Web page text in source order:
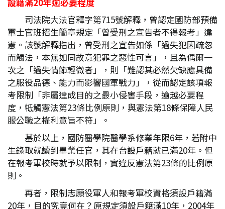
司法院大法官釋字第715號解釋，曾認定國防部預備
軍士官班招生簡章規定「曾受刑之宣告者不得報考」違
憲。該號解釋指出，曾受刑之宣告如係「過失犯因疏忽
而觸法，本無如同故意犯罪之惡性可言」，且為偶爾一
次之「過失情節輕微者」，則「難認其必然欠缺應具備
之服役品德、能力而影響國軍戰力」，從而認定該項報
考限制「非屬達成目的之最小侵害手段，逾越必要程
度，牴觸憲法第23條比例原則，與憲法第18條保障人民
服公職之權利意旨不符」。
基於以上，國防醫學院醫學系修業年限6年，若附中
生錄取就讀到畢業任官，其在台設戶籍就已滿20年。但
在報考軍校時就予以限制，實違反憲法第23條的比例原
則。
再者，限制志願役軍人和報考軍校資格須設戶籍滿
20年，目的究竟何在？原規定須設戶籍滿10年，2004年